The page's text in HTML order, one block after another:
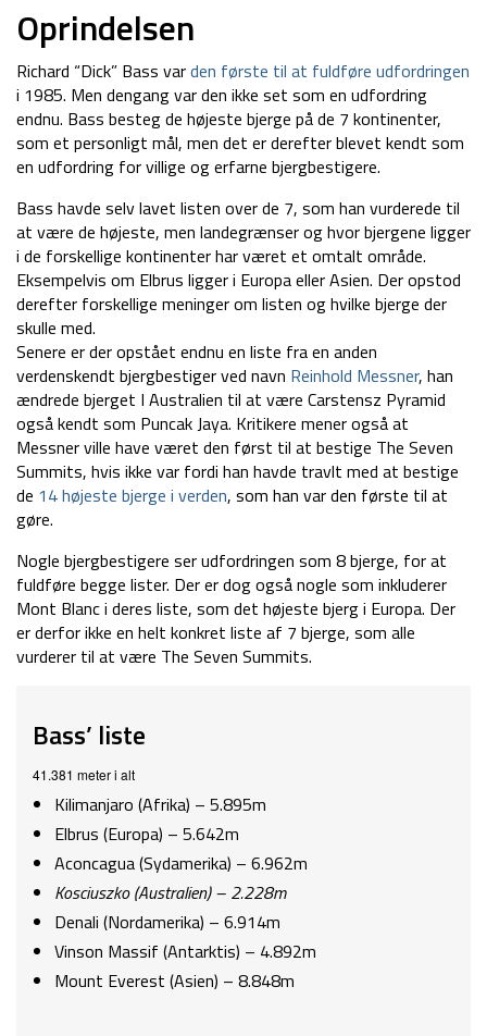
Oprindelsen
Richard “Dick” Bass varden første til at fuldføre udfordringen
i 1985. Men dengang var den ikke set som en udfordring
endnu. Bass besteg de højeste bjerge på de 7 kontinenter,
som et personligt mål, men det er derefter blevet kendt som
en udfordring for villige og erfarne bjergbestigere.
Bass havde selv lavet listen over de 7, som han vurderede til
at være de højeste, men landegrænser og hvor bjergene ligger
i de forskellige kontinenter har været et omtalt område.
Eksempelvis om Elbrus ligger i Europa eller Asien. Der opstod
derefter forskellige meninger om listen og hvilke bjerge der
skulle med.
Senere er der opstået endnu en liste fra en anden
verdenskendt bjergbestiger ved navn Reinhold Messner, han
ændrede bjerget I Australien til at være Carstensz Pyramid
også kendt som Puncak Jaya. Kritikere mener også at
Messner ville have været den først til at bestige The Seven
Summits, hvis ikke var fordi han havde travlt med at bestige
de 14 højeste bjerge i verden, som han var den første til at
gøre.
Nogle bjergbestigere ser udfordringen som 8 bjerge, for at
fuldføre begge lister. Der er dog også nogle som inkluderer
Mont Blanc i deres liste, som det højeste bjerg i Europa. Der
er derfor ikke en helt konkret liste af 7 bjerge, som alle
vurderer til at være The Seven Summits.
Bass’ liste
41.381 meter i alt
Kilimanjaro (Afrika) – 5.895m
Elbrus (Europa) – 5.642m
Aconcagua (Sydamerika) – 6.962m
Kosciuszko (Australien) – 2.228m
Denali (Nordamerika) – 6.914m
Vinson Massif (Antarktis) – 4.892m
Mount Everest (Asien) – 8.848m